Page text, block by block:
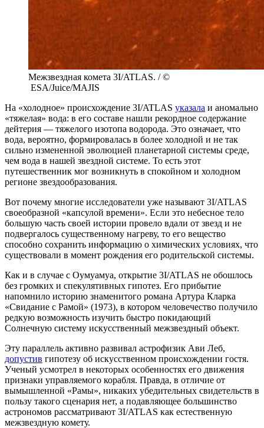
Межзвездная комета 3I/ATLAS. / ©
ESA/Juice/MAJIS
На «холодное» происхождение 3I/ATLAS указала и аномально
«тяжелая» вода: в его составе нашли рекордное содержание
дейтерия — тяжелого изотопа водорода. Это означает, что
вода, вероятно, формировалась в более холодной и не так
сильно измененной эволюцией планетарной системы среде,
чем вода в нашей звездной системе. То есть этот
путешественник мог возникнуть в спокойном и холодном
регионе звездообразования.
Вот почему многие исследователи уже называют 3I/ATLAS
своеобразной «капсулой времени». Если это небесное тело
большую часть своей истории провело вдали от звезд и не
подвергалось существенному нагреву, то его вещество
способно сохранить информацию о химических условиях, что
существовали в момент рождения его родительской системы.
Как и в случае с Оумуамуа, открытие 3I/ATLAS не обошлось
без громких и спекулятивных гипотез. Его прибытие
напомнило историю знаменитого романа Артура Кларка
«Свидание с Рамой» (1973), в котором человечество получило
редкую возможность изучить быстро покидающий
Солнечную систему искусственный межзвездный объект.
Эту параллель активно развивал астрофизик Ави Леб,
допустив гипотезу об искусственном происхождении гостя.
Ученый усмотрел в некоторых особенностях его движения
признаки управляемого корабля. Правда, в отличие от
вымышленной «Рамы», никаких убедительных свидетельств в
пользу такого сценария нет, а подавляющее большинство
астрономов рассматривают 3I/ATLAS как естественную
межзвездную комету.